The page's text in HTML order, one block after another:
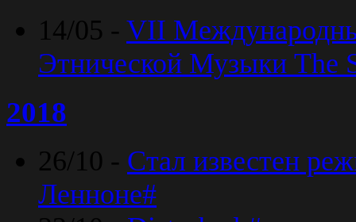
14/05 - VII
Этнической Музыки The
2018
26/10 - Стал известен
Ленноне#